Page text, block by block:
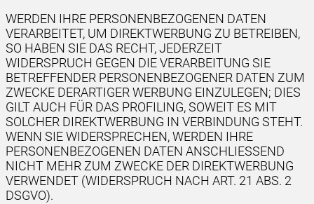
WERDEN IHRE PERSONENBEZOGENEN DATEN
VERARBEITET, UM DIREKTWERBUNG ZU BETREIBEN,
SO HABEN SIE DAS RECHT, JEDERZEIT
WIDERSPRUCH GEGEN DIE VERARBEITUNG SIE
BETREFFENDER PERSONENBEZOGENER DATEN ZUM
ZWECKE DERARTIGER WERBUNG EINZULEGEN; DIES
GILT AUCH FÜR DAS PROFILING, SOWEIT ES MIT
SOLCHER DIREKTWERBUNG IN VERBINDUNG STEHT.
WENN SIE WIDERSPRECHEN, WERDEN IHRE
PERSONENBEZOGENEN DATEN ANSCHLIESSEND
NICHT MEHR ZUM ZWECKE DER DIREKTWERBUNG
VERWENDET (WIDERSPRUCH NACH ART. 21 ABS. 2
DSGVO).